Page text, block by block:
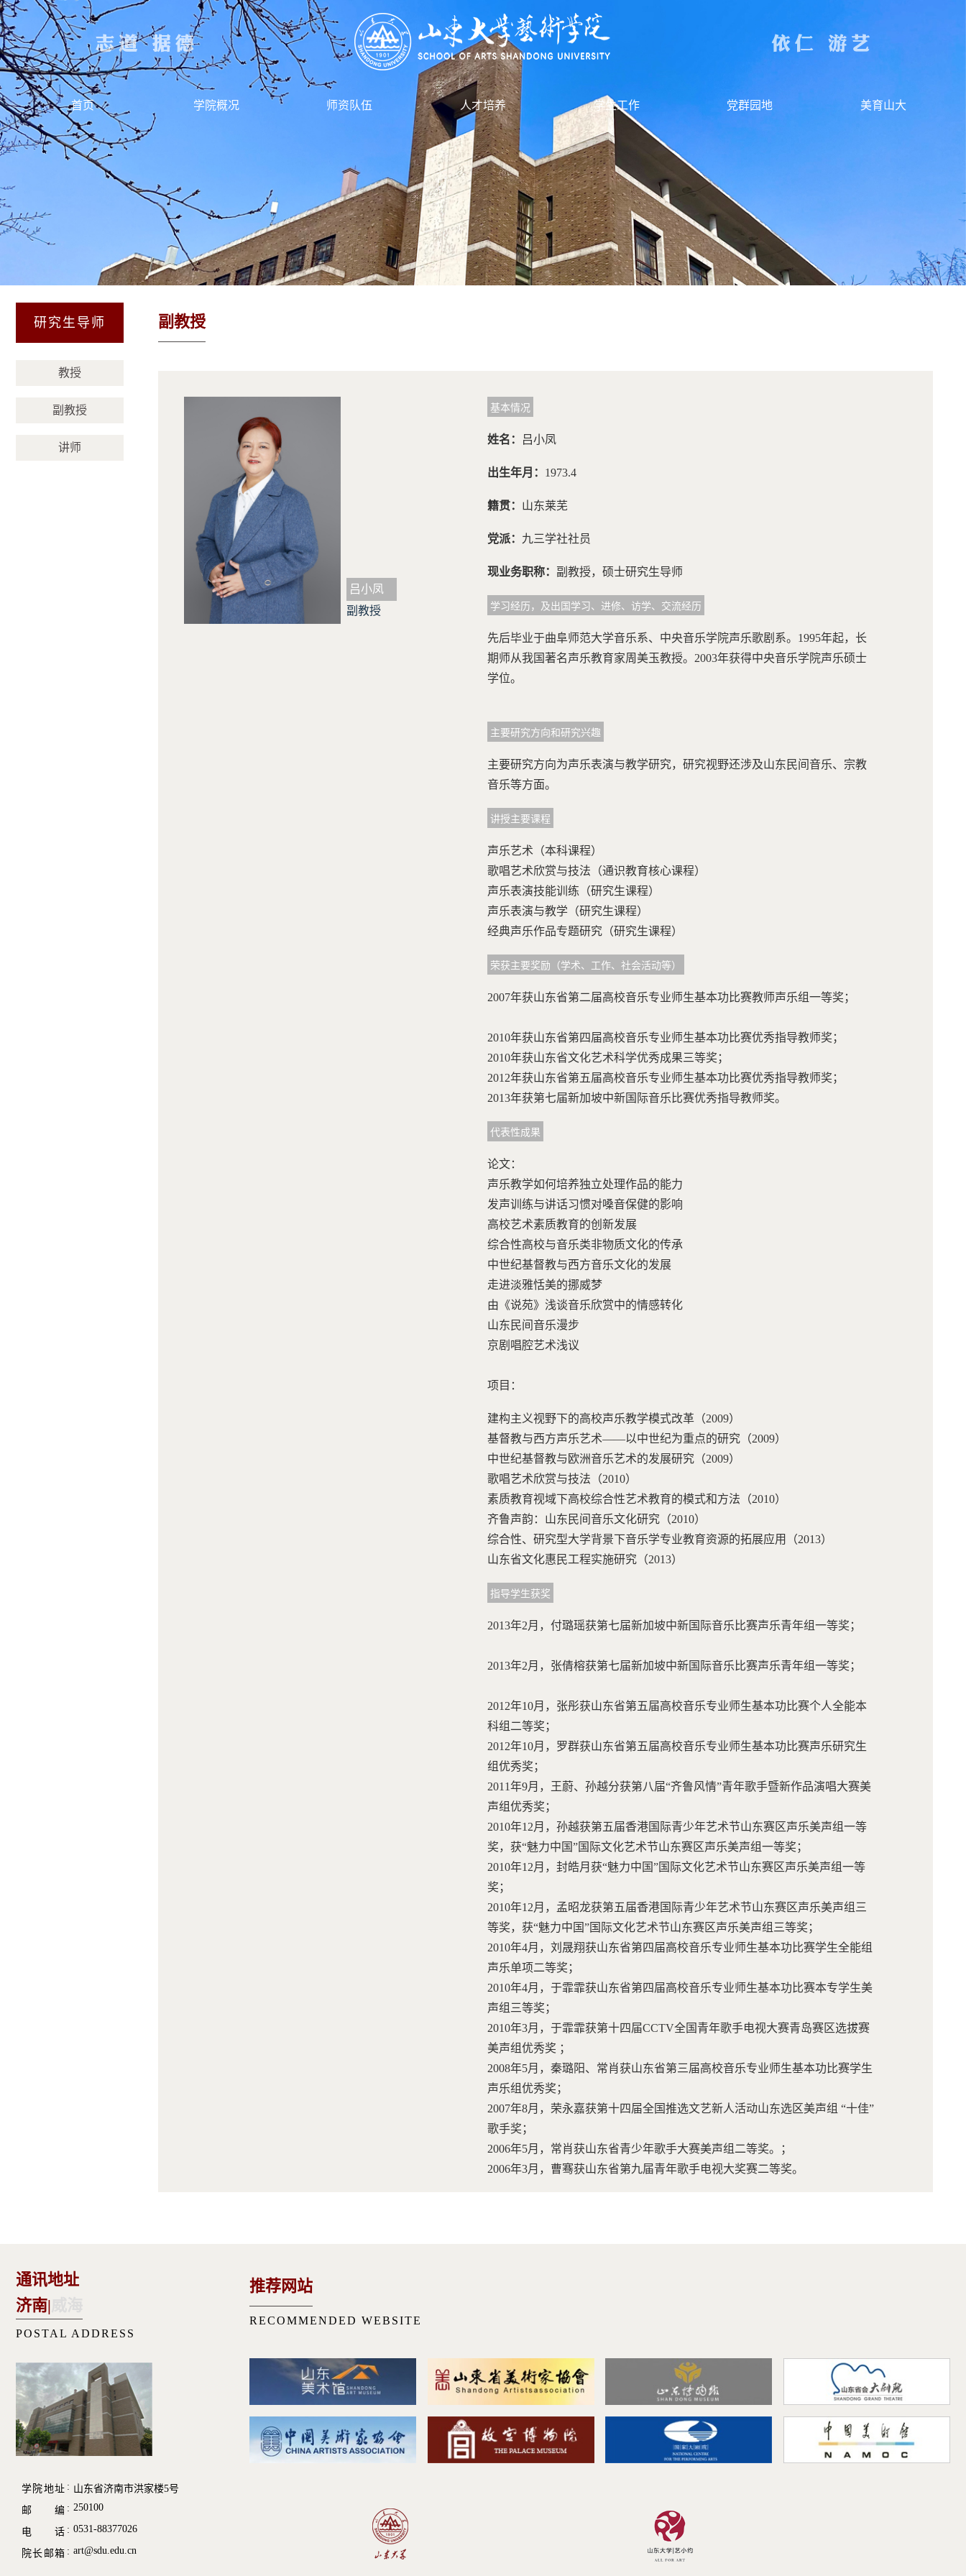
首页 学院概况 师资队伍 人才培养 学生工作 党群园地 美育山大
研究生导师
教授
副教授
讲师
副教授
吕小凤
副教授
基本情况
姓名： 吕小凤
出生年月： 1973.4
籍贯： 山东莱芜
党派： 九三学社社员
现业务职称： 副教授，硕士研究生导师
学习经历，及出国学习、进修、访学、交流经历
先后毕业于曲阜师范大学音乐系、中央音乐学院声乐歌剧系。1995年起，长
期师从我国著名声乐教育家周美玉教授。2003年获得中央音乐学院声乐硕士
学位。
主要研究方向和研究兴趣
主要研究方向为声乐表演与教学研究，研究视野还涉及山东民间音乐、宗教
音乐等方面。
讲授主要课程
声乐艺术（本科课程）
歌唱艺术欣赏与技法（通识教育核心课程）
声乐表演技能训练（研究生课程）
声乐表演与教学（研究生课程）
经典声乐作品专题研究（研究生课程）
荣获主要奖励（学术、工作、社会活动等）
2007年获山东省第二届高校音乐专业师生基本功比赛教师声乐组一等奖；
2010年获山东省第四届高校音乐专业师生基本功比赛优秀指导教师奖；
2010年获山东省文化艺术科学优秀成果三等奖；
2012年获山东省第五届高校音乐专业师生基本功比赛优秀指导教师奖；
2013年获第七届新加坡中新国际音乐比赛优秀指导教师奖。
代表性成果
论文：
声乐教学如何培养独立处理作品的能力
发声训练与讲话习惯对嗓音保健的影响
高校艺术素质教育的创新发展
综合性高校与音乐类非物质文化的传承
中世纪基督教与西方音乐文化的发展
走进淡雅恬美的挪威梦
由《说苑》浅谈音乐欣赏中的情感转化
山东民间音乐漫步
京剧唱腔艺术浅议
项目：
建构主义视野下的高校声乐教学模式改革（2009）
基督教与西方声乐艺术——以中世纪为重点的研究（2009）
中世纪基督教与欧洲音乐艺术的发展研究（2009）
歌唱艺术欣赏与技法（2010）
素质教育视域下高校综合性艺术教育的模式和方法（2010）
齐鲁声韵：山东民间音乐文化研究（2010）
综合性、研究型大学背景下音乐学专业教育资源的拓展应用（2013）
山东省文化惠民工程实施研究（2013）
指导学生获奖
2013年2月，付璐瑶获第七届新加坡中新国际音乐比赛声乐青年组一等奖；
2013年2月，张倩榕获第七届新加坡中新国际音乐比赛声乐青年组一等奖；
2012年10月，张彤获山东省第五届高校音乐专业师生基本功比赛个人全能本
科组二等奖；
2012年10月，罗群获山东省第五届高校音乐专业师生基本功比赛声乐研究生
组优秀奖；
2011年9月，王蔚、孙越分获第八届“齐鲁风情”青年歌手暨新作品演唱大赛美
声组优秀奖；
2010年12月，孙越获第五届香港国际青少年艺术节山东赛区声乐美声组一等
奖，获“魅力中国”国际文化艺术节山东赛区声乐美声组一等奖；
2010年12月，封皓月获“魅力中国”国际文化艺术节山东赛区声乐美声组一等
奖；
2010年12月，孟昭龙获第五届香港国际青少年艺术节山东赛区声乐美声组三
等奖，获“魅力中国”国际文化艺术节山东赛区声乐美声组三等奖；
2010年4月，刘晟翔获山东省第四届高校音乐专业师生基本功比赛学生全能组
声乐单项二等奖；
2010年4月，于霏霏获山东省第四届高校音乐专业师生基本功比赛本专学生美
声组三等奖；
2010年3月，于霏霏获第十四届CCTV全国青年歌手电视大赛青岛赛区选拔赛
美声组优秀奖 ；
2008年5月，秦璐阳、常肖获山东省第三届高校音乐专业师生基本功比赛学生
声乐组优秀奖；
2007年8月，荣永嘉获第十四届全国推选文艺新人活动山东选区美声组 “十佳”
歌手奖；
2006年5月，常肖获山东省青少年歌手大赛美声组二等奖。；
2006年3月，曹骞获山东省第九届青年歌手电视大奖赛二等奖。
通讯地址
济南|
POSTAL ADDRESS
学院地址
山东省济南市洪家楼5号
邮 编
250100
电 话 0531-88377026
院长邮箱 art@sdu.edu.cn
推荐网站
RECOMMENDED WEBSITE